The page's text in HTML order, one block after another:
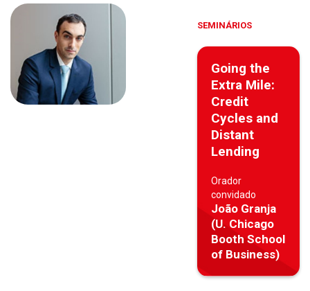
SEMINÁRIOS
Going the
Extra Mile:
Credit
Cycles and
Distant
Lending
Orador
convidado
João Granja
(U. Chicago
Booth School
of Business)